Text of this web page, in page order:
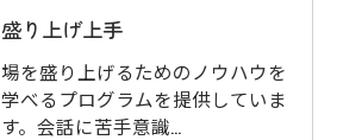
盛り上げ上手
場を盛り上げるためのノウハウを
学べるプログラムを提供していま
す。会話に苦手意識…